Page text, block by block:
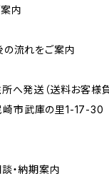
内
流れをご案内
へ発送（送料お客様負
市武庫の里1-17-30
・納期案内